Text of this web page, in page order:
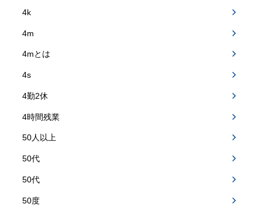
4k
4m
4mとは
4s
4勤2休
4時間残業
50人以上
50代
50代
50度